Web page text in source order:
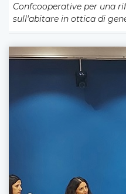
Confcooperative per una
sull'abitare in ottica di